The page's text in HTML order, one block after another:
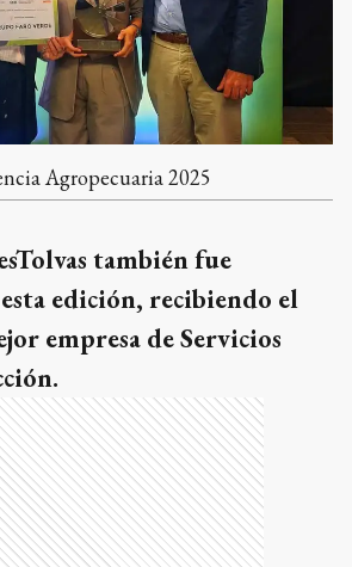
Agropecuaria 2025
también fue
edición, recibiendo el
empresa de Servicios